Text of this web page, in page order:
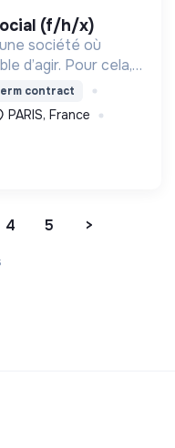
(f/h/x)
société où
d’agir. Pour cela,
des lieux
à tous.
contract
PARIS, France
4 5 >